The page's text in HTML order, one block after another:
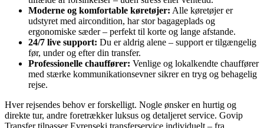
Moderne og komfortable køretøjer: Alle køretøjer er
udstyret med aircondition, har stor bagageplads og
ergonomiske sæder – perfekt til korte og lange afstande.
24/7 live support: Du er aldrig alene – support er tilgængelig
før, under og efter din transfer.
Professionelle chauffører: Venlige og lokalkendte chauffører
med stærke kommunikationsevner sikrer en tryg og behagelig
rejse.
Hver rejsendes behov er forskelligt. Nogle ønsker en hurtig og
direkte tur, andre foretrækker luksus og detaljeret service. Govip
Transfer tilpasser Evrenseki transferservice individuelt – fra